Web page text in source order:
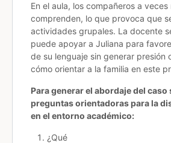
En el aula, los compañeros a veces
comprenden, lo que provoca que
actividades grupales. La docente
puede apoyar a Juliana para
de su lenguaje sin generar presión
cómo orientar a la familia en este
Para generar el abordaje del
preguntas orientadoras para la
en el entorno académico:
¿Qué